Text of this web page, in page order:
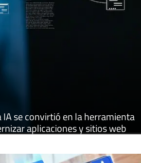
IA se convirtió en la herramienta
aplicaciones y sitios web